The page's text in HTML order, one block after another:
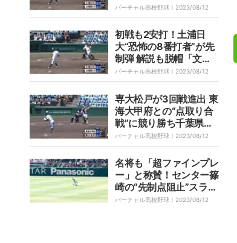
続き接戦で勝負強さ光る
バーチャル高校野球｜ 2023/08/12
初戦も2安打！土浦日
大“恐怖の8番打者”が先
制弾 解説も脱帽「文句
なしのホームランです
ね」打った本人は驚きの
表情見せる
バーチャル高校野球｜ 2023/08/12
専大松戸が3回戦進出 東
海大甲府との“点取り合
戦”に競り勝ち千葉県勢
通算100勝目
バーチャル高校野球｜ 2023/08/12
名将も「超ファインプレ
ー」と称賛！センター篠
崎の“先制点阻止”スライ
ディングキャッチ 明桜
バーチャル高校野球｜ 2023/08/12